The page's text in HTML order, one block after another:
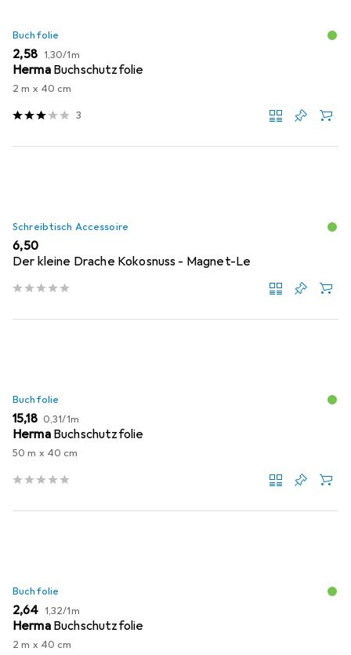
Buchfolie
EUR
2,58 EUR
1,30/1m
Herma Buchschutzfolie
2 m x 40 cm
3
Schreibtisch Accessoire
EUR
6,50
Der kleine Drache Kokosnuss - Magnet-Le
Buchfolie
EUR
15,18 EUR
0,31/1m
Herma Buchschutzfolie
50 m x 40 cm
Buchfolie
EUR
2,64 EUR
1,32/1m
Herma Buchschutzfolie
2 m x 40 cm